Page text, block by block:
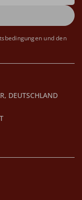
und den
DEUTSCHLAND